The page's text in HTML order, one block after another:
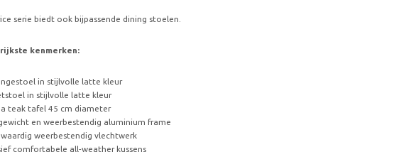
serie biedt ook bijpassende dining stoelen.
kenmerken:
in stijlvolle latte kleur
in stijlvolle latte kleur
teak tafel 45 cm diameter
en weerbestendig aluminium frame
weerbestendig vlechtwerk
comfortabele all-weather kussens